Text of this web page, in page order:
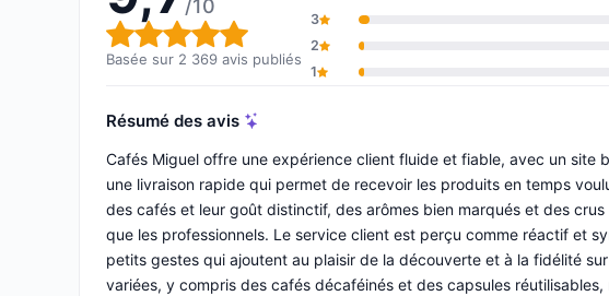
/10
Note globale : 9,7 sur 10
Basée sur 2 369 avis publiés
3
2
1
Résumé des avis
Cafés Miguel offre une expérience client fluide et fiable, avec un site
une livraison rapide qui permet de recevoir les produits en temps
des cafés et leur goût distinctif, des arômes bien marqués et des
que les professionnels. Le service client est perçu comme réactif et
petits gestes qui ajoutent au plaisir de la découverte et à la fidélité
variées, y compris des cafés décaféinés et des capsules